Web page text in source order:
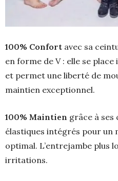
100% Confort avec sa
en forme de V : elle se
et permet une liberté de
maintien exceptionnel.
100% Maintien grâce à
élastiques intégrés pour
optimal. L’entrejambe plus
irritations.